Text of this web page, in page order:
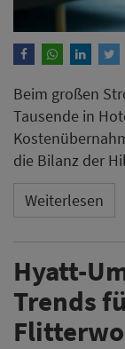
Beim großen
Tausende in
die Bilanz der
Weiterlesen
Hyatt-
Trends